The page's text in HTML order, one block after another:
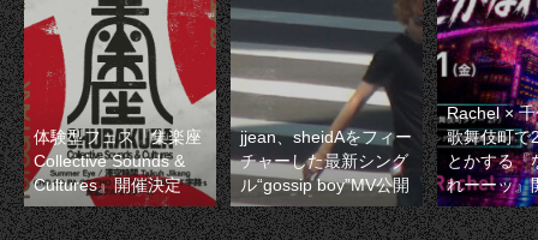
体験型フェス『集楽座
Collective Sounds &
Cultures』開催決定
jjean、sheidAをフィー
チャーした最新シング
ル“gossip boy”MV公開
Rachel ×
歌舞伎町で
とかする『
れーーッ』